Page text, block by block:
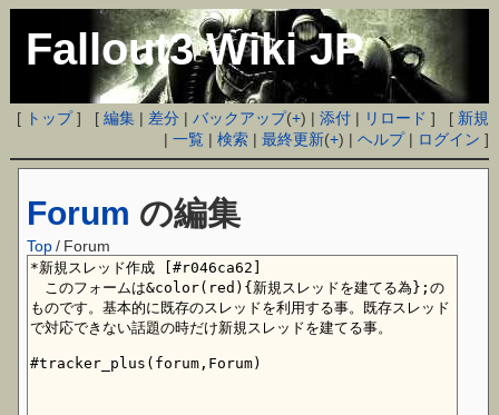
Fallout3 Wiki JP
[ トップ] [編集 | 差分 |バックアップ(+) |添付 | リロード ] [ 新規
|一覧 |検索 |最終更新(+) |ヘルプ| ログイン ]
Forum の編集
Top / Forum